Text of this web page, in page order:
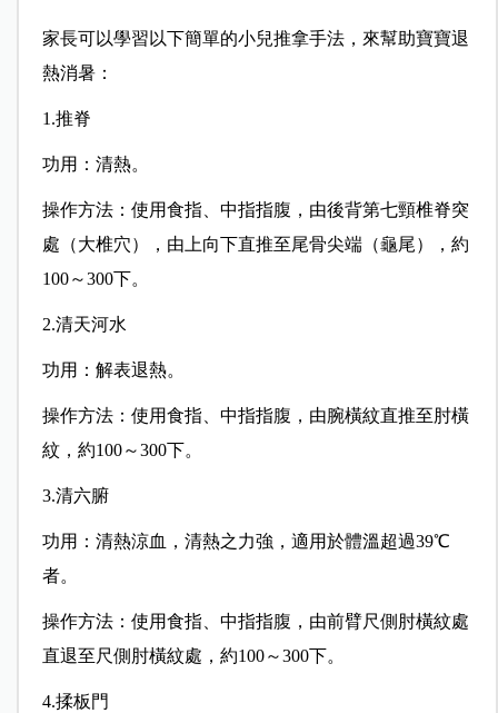
家長可以學習以下簡單的小兒推拿手法，來幫助寶寶退
熱消暑：
1.推脊
功用：清熱。
操作方法：使用食指、中指指腹，由後背第七頸椎脊突
處（大椎穴），由上向下直推至尾骨尖端（龜尾），約
100～300下。
2.清天河水
功用：解表退熱。
操作方法：使用食指、中指指腹，由腕橫紋直推至肘橫
紋，約100～300下。
3.清六腑
功用：清熱涼血，清熱之力強，適用於體溫超過39℃
者。
操作方法：使用食指、中指指腹，由前臂尺側肘橫紋處
直退至尺側肘橫紋處，約100～300下。
4.揉板門